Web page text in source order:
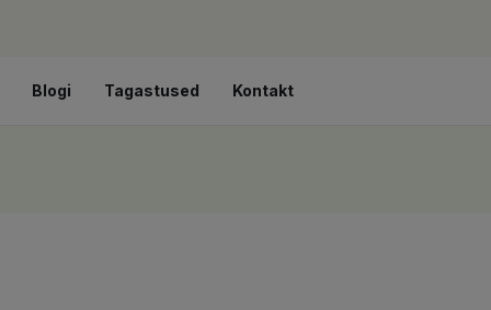
Blogi Tagastused Kontakt